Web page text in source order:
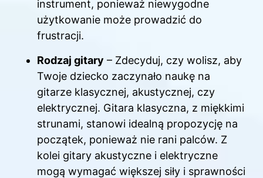
instrument, ponieważ niewygodne
użytkowanie może prowadzić do
frustracji.
Rodzaj gitary – Zdecyduj, czy wolisz, aby
Twoje dziecko zaczynało naukę na
gitarze klasycznej, akustycznej, czy
elektrycznej. Gitara klasyczna, z miękkimi
strunami, stanowi idealną propozycję na
początek, ponieważ nie rani palców. Z
kolei gitary akustyczne i elektryczne
mogą wymagać większej siły i sprawności